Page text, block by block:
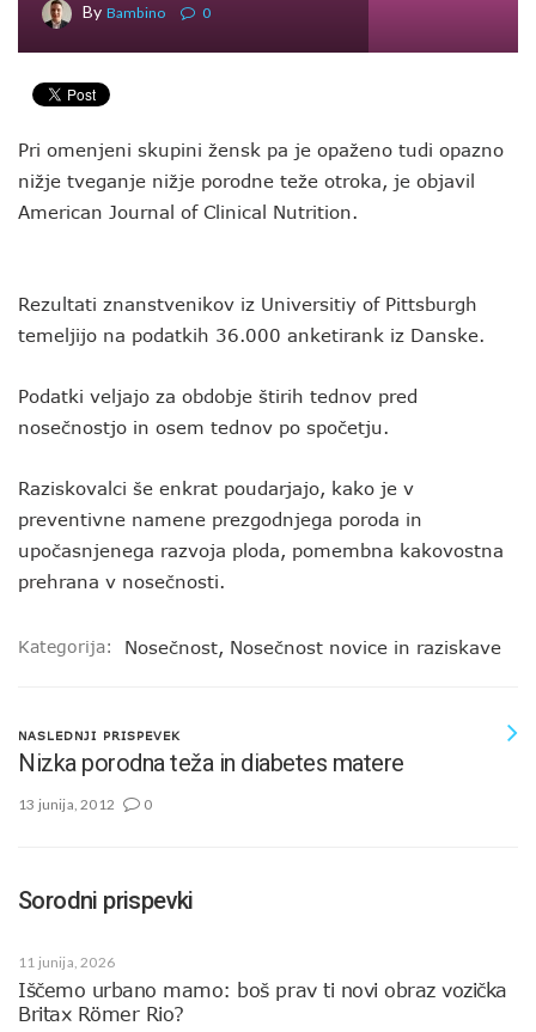
By Bambino 0
Pri omenjeni skupini žensk pa je opaženo tudi opazno
nižje tveganje nižje porodne teže otroka, je objavil
American Journal of Clinical Nutrition.
Rezultati znanstvenikov iz Universitiy of Pittsburgh
temeljijo na podatkih 36.000 anketirank iz Danske.
Podatki veljajo za obdobje štirih tednov pred
nosečnostjo in osem tednov po spočetju.
Raziskovalci še enkrat poudarjajo, kako je v
preventivne namene prezgodnjega poroda in
upočasnjenega razvoja ploda, pomembna kakovostna
prehrana v nosečnosti.
Kategorija: Nosečnost, Nosečnost novice in raziskave
NASLEDNJI PRISPEVEK
Nizka porodna teža in diabetes matere
13 junija, 2012 0
Sorodni prispevki
11 junija, 2026
Iščemo urbano mamo: boš prav ti novi obraz vozička
Britax Römer Rio?